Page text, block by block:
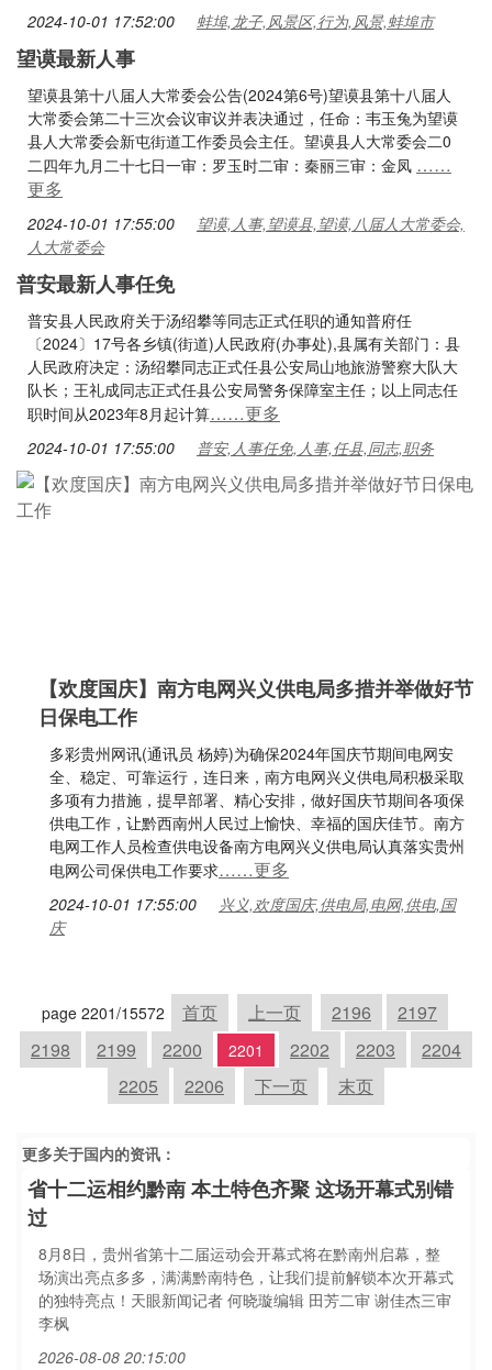
2024-10-01 17:52:00 蚌埠,龙子,风景区,行为,风景,蚌埠市
望谟最新人事
望谟县第十八届人大常委会公告(2024第6号)望谟县第十八届人
大常委会第二十三次会议审议并表决通过，任命：韦玉兔为望谟
县人大常委会新屯街道工作委员会主任。望谟县人大常委会二0
二四年九月二十七日一审：罗玉时二审：秦丽三审：金凤 ……
更多
2024-10-01 17:55:00
望谟,人事,望谟县,望谟,八届人大常委会,
人大常委会
普安最新人事任免
普安县人民政府关于汤绍攀等同志正式任职的通知普府任
〔2024〕17号各乡镇(街道)人民政府(办事处),县属有关部门：县
人民政府决定：汤绍攀同志正式任县公安局山地旅游警察大队大
队长；王礼成同志正式任县公安局警务保障室主任；以上同志任
职时间从2023年8月起计算……更多
2024-10-01 17:55:00 普安,人事任免,人事,任县,同志,职务
【欢度国庆】南方电网兴义供电局多措并举做好节
日保电工作
多彩贵州网讯(通讯员 杨婷)为确保2024年国庆节期间电网安
全、稳定、可靠运行，连日来，南方电网兴义供电局积极采取
多项有力措施，提早部署、精心安排，做好国庆节期间各项保
供电工作，让黔西南州人民过上愉快、幸福的国庆佳节。南方
电网工作人员检查供电设备南方电网兴义供电局认真落实贵州
电网公司保供电工作要求……更多
2024-10-01 17:55:00
兴义,欢度国庆,供电局,电网,供电,国
庆
page 2201/15572 首页 上一页 2196
2197
2198
2199 2200 2201 2202 2203
2204
2205
2206 下一页 末页
更多关于国内的资讯：
省十二运相约黔南 本土特色齐聚 这场开幕式别错
过
8月8日，贵州省第十二届运动会开幕式将在黔南州启幕，整
场演出亮点多多，满满黔南特色，让我们提前解锁本次开幕式
的独特亮点！天眼新闻记者 何晓璇编辑 田芳二审 谢佳杰三审
李枫
2026-08-08 20:15:00